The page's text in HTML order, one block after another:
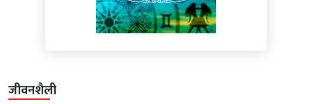
जीवनशैली